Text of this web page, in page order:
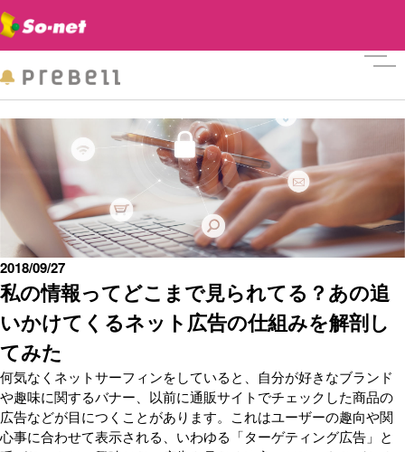
私の情報ってどこまで見られてる？あの追
いかけてくるネット広告の仕組みを解剖し
てみた
2018/09/27
何気なくネットサーフィンをしていると、自分が好きなブランド
や趣味に関するバナー、以前に通販サイトでチェックした商品の
広告などが目につくことがあります。これはユーザーの趣向や関
心事に合わせて表示される、いわゆる「ターゲティング広告」と